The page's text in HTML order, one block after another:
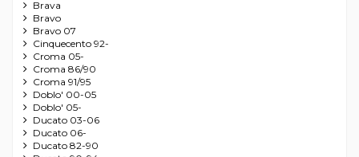
Brava
Bravo
Bravo 07
Cinquecento 92-
Croma 05-
Croma 86/90
Croma 91/95
Doblo' 00-05
Doblo' 05-
Ducato 03-06
Ducato 06-
Ducato 82-90